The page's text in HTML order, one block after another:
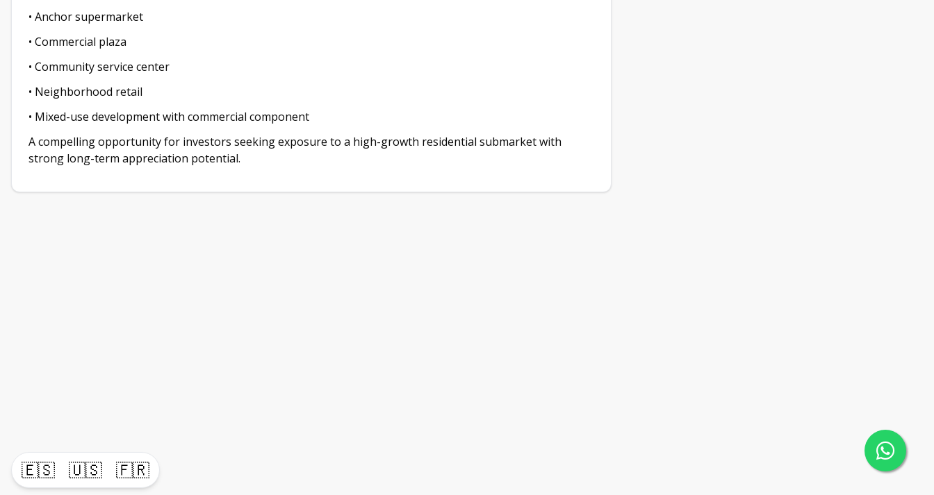
🇪🇸 🇺🇸 🇫🇷
• Anchor supermarket
• Commercial plaza
• Community service center
• Neighborhood retail
• Mixed-use development with commercial component
A compelling opportunity for investors seeking exposure to a high-growth residential submarket with
strong long-term appreciation potential.